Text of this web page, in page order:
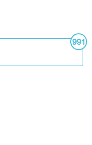
991